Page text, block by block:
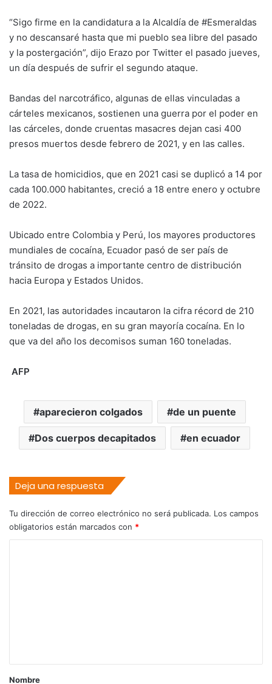
“Sigo firme en la candidatura a la Alcaldía de #Esmeraldas
y no descansaré hasta que mi pueblo sea libre del pasado
y la postergación”, dijo Erazo por Twitter el pasado jueves,
un día después de sufrir el segundo ataque.
Bandas del narcotráfico, algunas de ellas vinculadas a
cárteles mexicanos, sostienen una guerra por el poder en
las cárceles, donde cruentas masacres dejan casi 400
presos muertos desde febrero de 2021, y en las calles.
La tasa de homicidios, que en 2021 casi se duplicó a 14 por
cada 100.000 habitantes, creció a 18 entre enero y octubre
de 2022.
Ubicado entre Colombia y Perú, los mayores productores
mundiales de cocaína, Ecuador pasó de ser país de
tránsito de drogas a importante centro de distribución
hacia Europa y Estados Unidos.
En 2021, las autoridades incautaron la cifra récord de 210
toneladas de drogas, en su gran mayoría cocaína. En lo
que va del año los decomisos suman 160 toneladas.
AFP
aparecieron colgados de un puente
Dos cuerpos decapitados en ecuador
Deja una respuesta
Tu dirección de correo electrónico no será publicada. Los campos
obligatorios están marcados con *
rNombre